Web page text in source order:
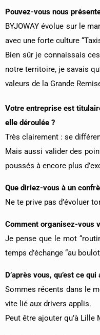
Pouvez-vous nous
BYJOWAY évolue sur le
avec une forte culture
Bien sûr je connaissais
notre territoire, je savais
valeurs de la Grande
Votre entreprise est
elle déroulée ?
Très clairement : se
Mais aussi valider des
poussés à encore plus
Que diriez-vous à un
Ne te prive pas d’évoluer
Comment organisez-vous
Je pense que le mot
temps d’échange “au
D’après vous, qu’est ce
Sommes récents dans le
vite lié aux drivers applis.
Peut être ajouter qu’à Lille